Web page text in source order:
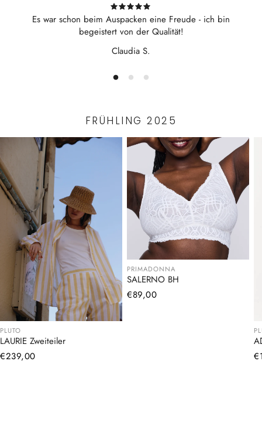
Es war schon beim Auspacken eine Freude - ich bin
begeistert von der Qualität!
Claudia S.
FRÜHLING 2025
PLUTO
LAURIE Zweiteiler
Normaler
€239,00
PRIMADONNA
SALERNO BH
Normaler
€89,00